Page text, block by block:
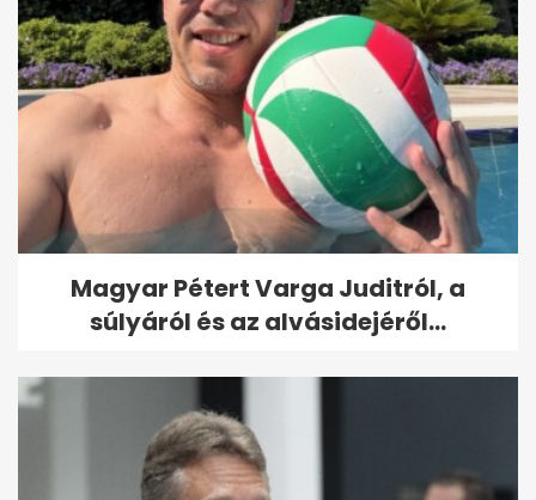
Magyar Pétert Varga Juditról, a
súlyáról és az alvásidejéről...